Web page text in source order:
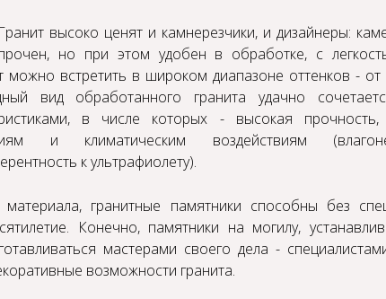
Гранит высоко ценят и камнерезчики, и дизайнеры:
но при этом удобен в обработке, с
можно встретить в широком диапазоне оттенков -
вид обработанного гранита удачно
в числе которых - высокая прочность,
и климатическим воздействиям
к ультрафиолету).
гранитные памятники способны без
Конечно, памятники на могилу,
мастерами своего дела -
возможности гранита.